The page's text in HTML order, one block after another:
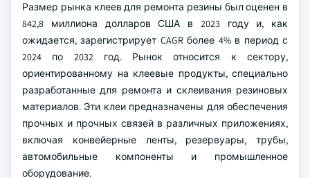
Размер рынка клеев для ремонта резины был оценен в
842,8 миллиона долларов США в 2023 году и, как
ожидается, зарегистрирует CAGR более 4% в период с
2024 по 2032 год. Рынок относится к сектору,
ориентированному на клеевые продукты, специально
разработанные для ремонта и склеивания резиновых
материалов. Эти клеи предназначены для обеспечения
прочных и прочных связей в различных приложениях,
включая конвейерные ленты, резервуары, трубы,
автомобильные компоненты и промышленное
оборудование.